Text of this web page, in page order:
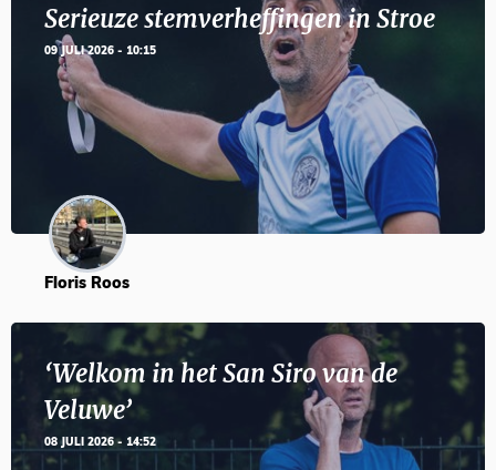
Serieuze stemverheffingen in Stroe
09 JULI 2026 - 10:15
Floris Roos
‘Welkom in het San Siro van de
Veluwe’
08 JULI 2026 - 14:52